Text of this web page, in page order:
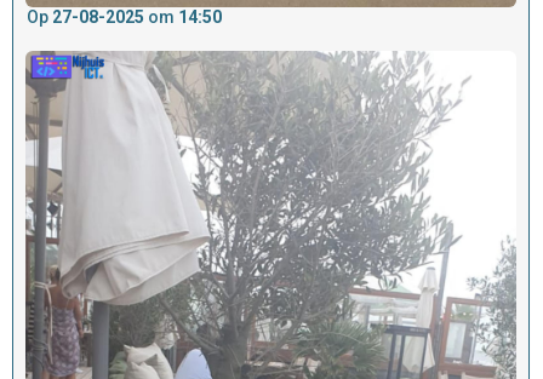
Op 27-08-2025 om 14:50